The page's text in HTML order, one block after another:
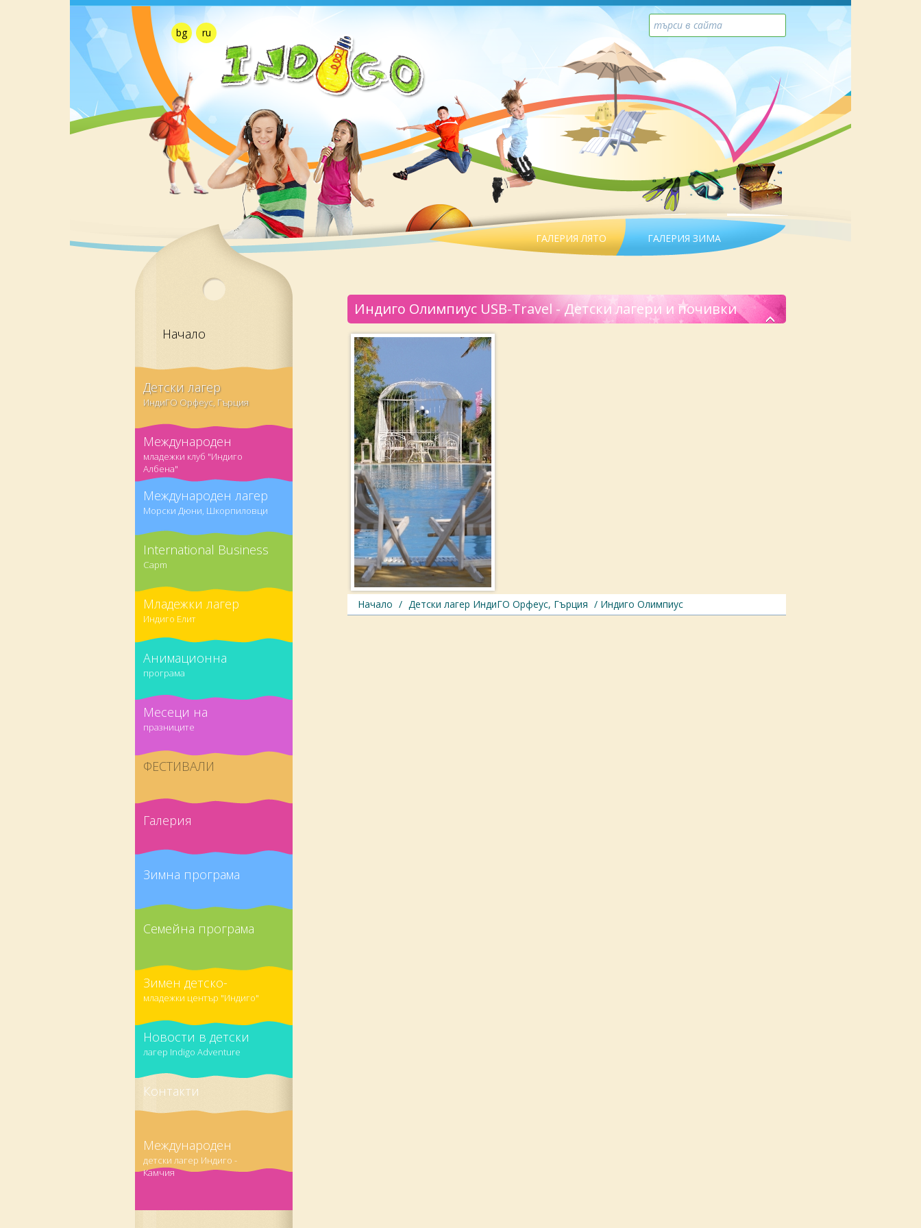
bg ru
ГАЛЕРИЯ ЛЯТО ГАЛЕРИЯ ЗИМА
Начало
Детски лагер
ИндиГО Орфеус, Гърция
Международен
младежки клуб "Индиго
Албена"
Международен лагер
Морски Дюни, Шкорпиловци
International Business
Capm
Младежки лагер
Индиго Елит
Анимационна
програма
Месеци на
празниците
ФЕСТИВАЛИ
Галерия
Зимна програма
Семейна програма
Зимен детско-
младежки център "Индиго"
Новости в детски
лагер Indigo Adventure
Контакти
Международен
детски лагер Индиго -
Камчия
Индиго Олимпиус USB-Travel - Детски лагери и почивки
Начало / Детски лагер ИндиГО Орфеус, Гърция / Индиго Олимпиус